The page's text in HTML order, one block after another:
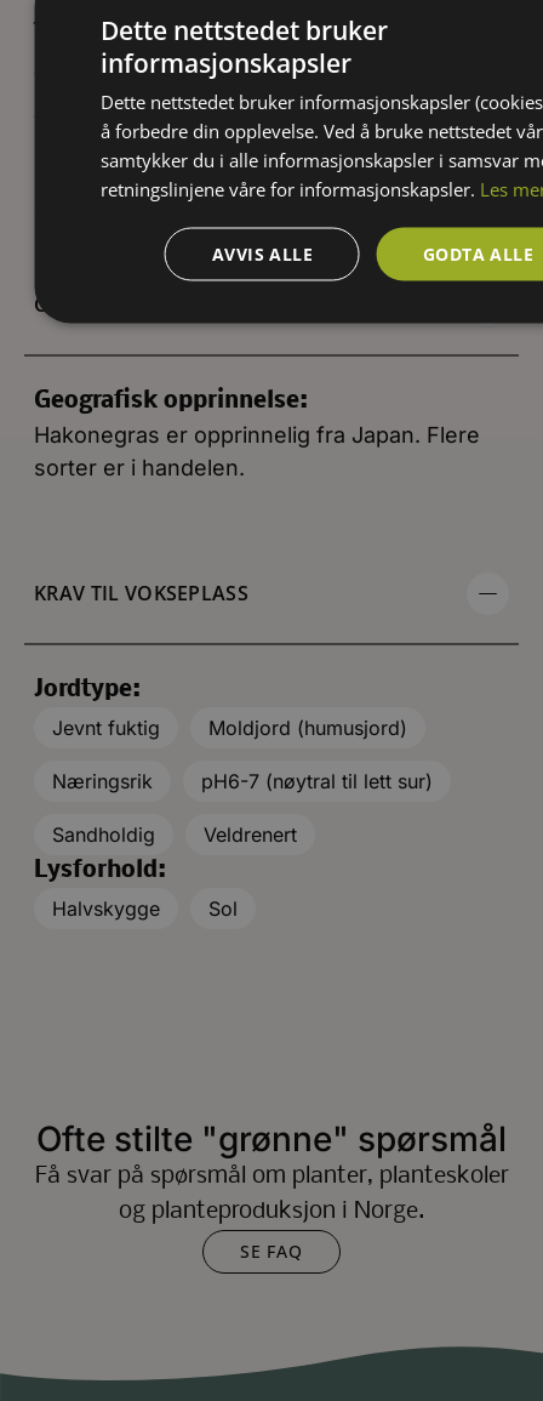
som er oppkalt etter Hakone, en region med
varme kilder nær fjellet Honshu i Japan.
Artsnavnet macra betyr mager, tynn. I
Sverige heter planten hakonegräs og i
England brukes navnene Hakone grass og
Japanese forest grass.
GEOGRAFISKE DETALJER
Geografisk opprinnelse:
Hakonegras er opprinnelig fra Japan. Flere
sorter er i handelen.
KRAV TIL VOKSEPLASS
Jordtype:
Jevnt fuktig
Moldjord (humusjord)
Næringsrik pH6-7 (nøytral til lett sur)
Sandholdig
Veldrenert
Lysforhold:
Halvskygge
Sol
Ofte stilte "grønne" spørsmål
Få svar på spørsmål om planter, planteskoler
og planteproduksjon i Norge.
SE FAQ
Dette nettstedet bruker
informasjonskapsler
Dette nettstedet bruker informasjonskapsler
å forbedre din opplevelse. Ved å bruke nettstedet
samtykker du i alle informasjonskapsler i samsvar
retningslinjene våre for informasjonskapsler. Les
GODTA ALLE
AVVIS ALLE